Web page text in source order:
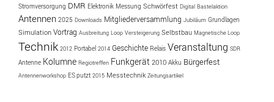
Stromversorgung DMR Elektronik Messung Schwörfest Digital Bastelaktion
Antennen 2025 Downloads Mitgliederversammlung Jubiläum Grundlagen
Simulation Vortrag Ausbreitung Loop Versteigerung Selbstbau Magnetische Loop
Technik 2012 Portabel 2014 Geschichte Relais Veranstaltung SDR
Antenne Kolumne Regiotreffen Funkgerät 2010 Akku Bürgerfest
Antennenworkshop ES putzt 2015 Messtechnik Zeitungsartikel